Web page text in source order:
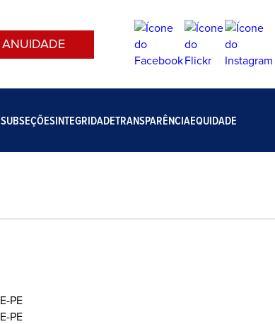
ANUIDADE
SUBSEÇÕESINTEGRIDADETRANSPARÊNCIAEQUIDADE